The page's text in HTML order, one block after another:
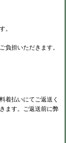
。
負担いただきます。
着払いにてご返送く
ます。ご返送前に弊